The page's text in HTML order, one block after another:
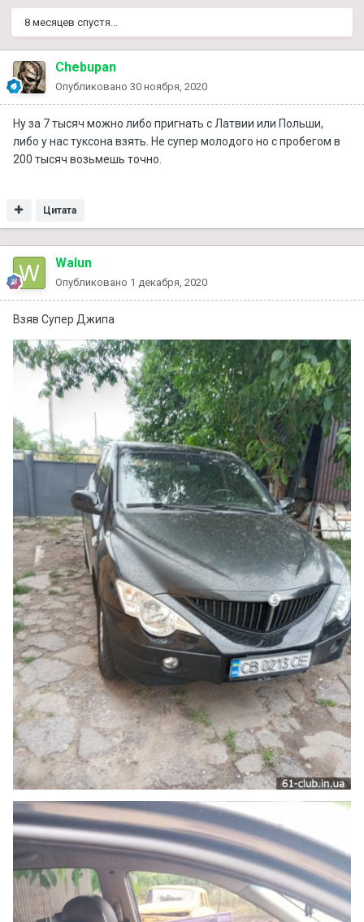
8 месяцев спустя...
Chebupan
Опубликовано 30 ноября, 2020
Ну за 7 тысяч можно либо пригнать с Латвии или Польши,
либо у нас туксона взять. Не супер молодого но с пробегом в
200 тысяч возьмешь точно.
Цитата
Walun
Опубликовано 1 декабря, 2020
Взяв Супер Джипа